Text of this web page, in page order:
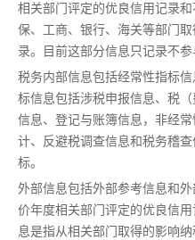
相关部门评定的优良信用记录
保、工商、银行、海关等部门
录。目前这部分信息只记录不参
税务内部信息包括经常性指标
标信息包括涉税申报信息、税
信息、登记与账簿信息，非经
计、反避税调查信息和税务稽
标。
外部信息包括外部参考信息和
价年度相关部门评定的优良信
息是指从相关部门取得的影响